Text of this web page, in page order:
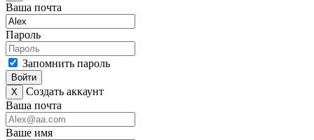
Ваша почта
Пароль
Запомнить пароль
Войти
X
Создать аккаунт
Ваша почта
Ваше имя